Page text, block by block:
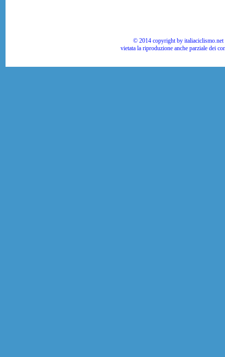
© 2014 copyright by
vietata la riproduzione anche parziale dei